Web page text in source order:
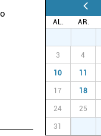
AL. AR.
3 4
10 11
17 18
24 25
31